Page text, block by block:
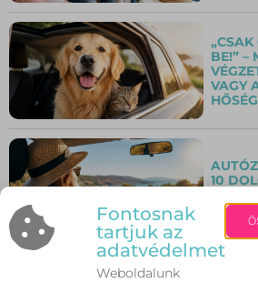
„CSAK
BE!” –
VAGY
10
NAGY
Fontosnak
tartjuk az
adatvédelmet
Weboldalunk